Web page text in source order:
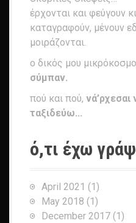
έρχονται και φεύγουν
καταγραφούν, μένουν
μοιράζονται.
ο δικός μου
σύμπαν.
πού και πού,
ταξιδεύω...
ό,τι έχω
April 2021 (1)
May 2018 (1)
December 2017 (1)